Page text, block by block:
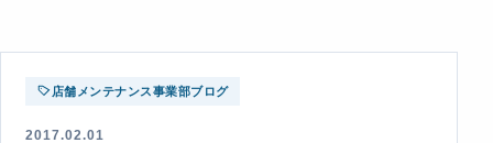
店舗メンテナンス事業部ブログ
2017.02.01